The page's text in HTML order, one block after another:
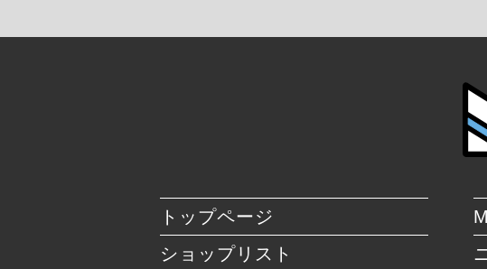
トップページ
ショップリスト